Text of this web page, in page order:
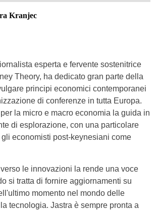
Kranjec
esperta e fervente sostenitrice
Theory, ha dedicato gran parte della
principi economici contemporanei
di conferenze in tutta Europa.
la micro e macro economia la guida in
di esplorazione, con una particolare
economisti post-keynesiani come
le innovazioni la rende una voce
si tratta di fornire aggiornamenti su
momento nel mondo delle
tecnologia. Jastra è sempre pronta a